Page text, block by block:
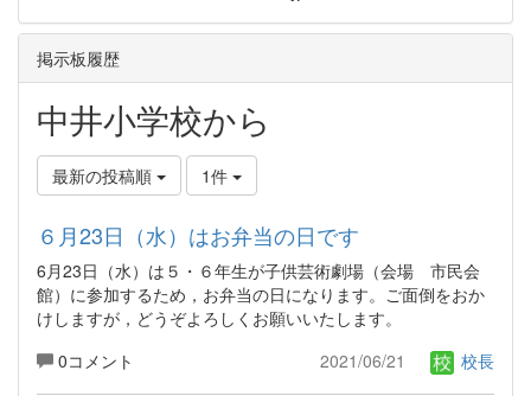
掲示板履歴
中井小学校から
最新の投稿順 1件
６月23日（水）はお弁当の日です
6月23日（水）は５・６年生が子供芸術劇場（会場 市民会
館）に参加するため，お弁当の日になります。ご面倒をおか
けしますが，どうぞよろしくお願いいたします。
0コメント
2021/06/21 校長